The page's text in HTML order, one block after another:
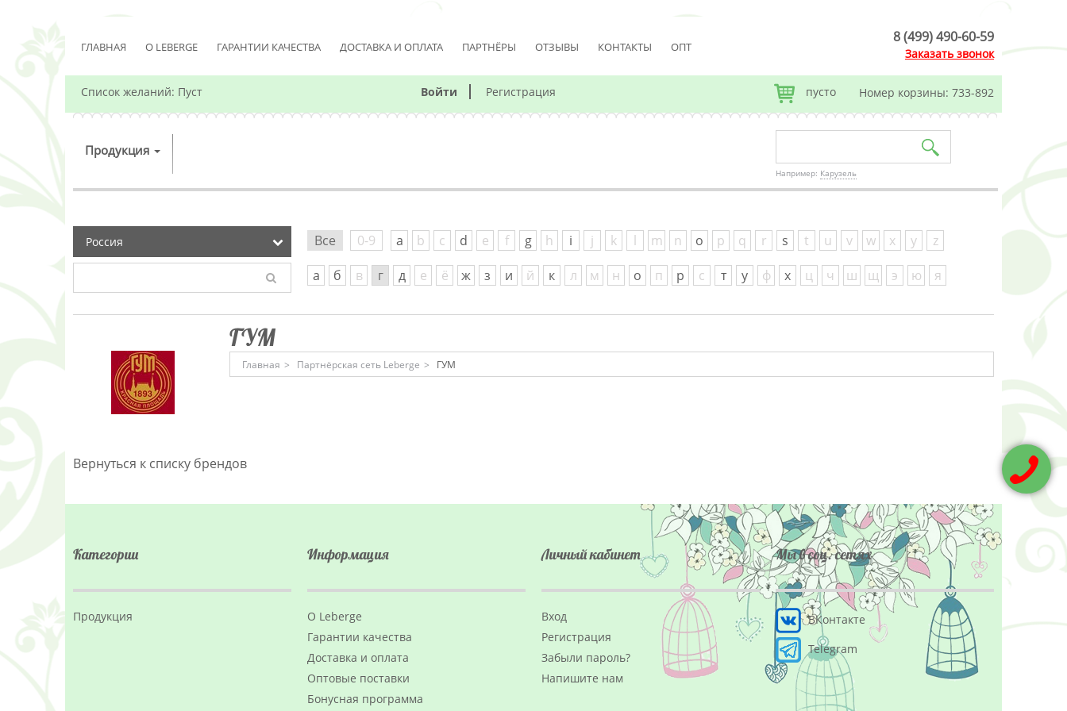
ГЛАВНАЯ О LEBERGE ГАРАНТИИ КАЧЕСТВА ДОСТАВКА И ОПЛАТА ПАРТНЁРЫ ОТЗЫВЫ КОНТАКТЫ ОПТ
8 (499) 490-60-59
Заказать звонок
Список желаний: Пуст Войти Регистрация пусто Номер корзины: 733-892
Продукция
Например: Карузель
Все 0-9 a b c d e f g h i j k l m n o p q r s t u v w x y
z
а
б в г д е ё ж з и й к л м н о п р с т у ф х ц ч ш щ э ю я
ГУМ
Главная > Партнёрская сеть Leberge > ГУМ
Вернуться к списку брендов
Категории
Продукция
Информация
О Leberge
Гарантии качества
Доставка и оплата
Оптовые поставки
Бонусная программа
Личный кабинет
Вход
Регистрация
Забыли пароль?
Напишите нам
Мы в соц. сетях
ВКонтакте
Telegram